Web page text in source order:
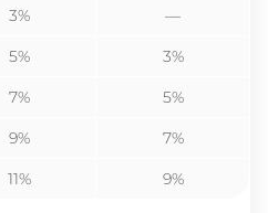
3% —
5% 3%
7% 5%
9% 7%
11% 9%